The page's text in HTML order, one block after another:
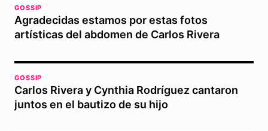
GOSSIP
Agradecidas estamos por estas fotos
artísticas del abdomen de Carlos Rivera
GOSSIP
Carlos Rivera y Cynthia Rodríguez cantaron
juntos en el bautizo de su hijo